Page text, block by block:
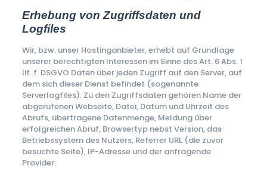
Erhebung von Zugriffsdaten und
Logfiles
Wir, bzw. unser Hostinganbieter, erhebt auf Grundlage
unserer berechtigten Interessen im Sinne des Art. 6 Abs. 1
lit. f. DSGVO Daten über jeden Zugriff auf den Server, auf
dem sich dieser Dienst befindet (sogenannte
Serverlogfiles). Zu den Zugriffsdaten gehören Name der
abgerufenen Webseite, Datei, Datum und Uhrzeit des
Abrufs, übertragene Datenmenge, Meldung über
erfolgreichen Abruf, Browsertyp nebst Version, das
Betriebssystem des Nutzers, Referrer URL (die zuvor
besuchte Seite), IP-Adresse und der anfragende
Provider.